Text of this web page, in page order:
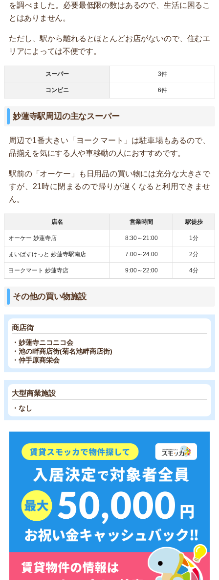
を調べました。必要最低限の数はあるので、生活に困るこ
とはありません。
ただし、駅から離れるとほとんどお店がないので、住むエ
リアによっては不便です。
スーパー 3件
コンビニ 6件
妙蓮寺駅周辺の主なスーパー
周辺で1番大きい「ヨークマート」は駐車場もあるので、
品揃えを気にする人や車移動の人におすすめです。
駅前の「オーケー」も日用品の買い物には充分な大きさで
すが、21時に閉まるので帰りが遅くなると利用できませ
ん。
店名 営業時間 駅徒歩
オーケー 妙蓮寺店 8:30～21:00 1分
まいばすけっと 妙蓮寺駅南店 7:00～24:00 2分
ヨークマート 妙蓮寺店 9:00～22:00 4分
その他の買い物施設
商店街
・妙蓮寺ニコニコ会
・池の畔商店街(菊名池畔商店街)
・仲手原商栄会
大型商業施設
・なし